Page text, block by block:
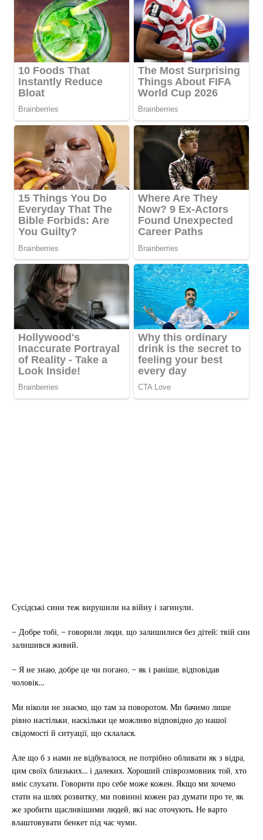
Сусідські сини теж вирушили на війну і загинули.
– Добре тобі, – говорили люди, що залишилися без дітей: твій син
залишився живий.
– Я не знаю, добре це чи погано, – як і раніше, відповідав
чоловік…
Ми ніколи не знаємо, що там за поворотом. Ми бачимо лише
рівно настільки, наскільки це можливо відповідно до нашої
свідомості й ситуації, що склалася.
Але що б з нами не відбувалося, не потрібно обливати як з відра,
цим своїх близьких… і далеких. Хороший співрозмовник той, хто
вміє слухати. Говорити про себе може кожен. Якщо ми хочемо
стати на шлях розвитку, ми повинні кожен раз думати про те, як
же зробити щасливішими людей, які нас оточують. Не варто
влаштовувати бенкет під час чуми.